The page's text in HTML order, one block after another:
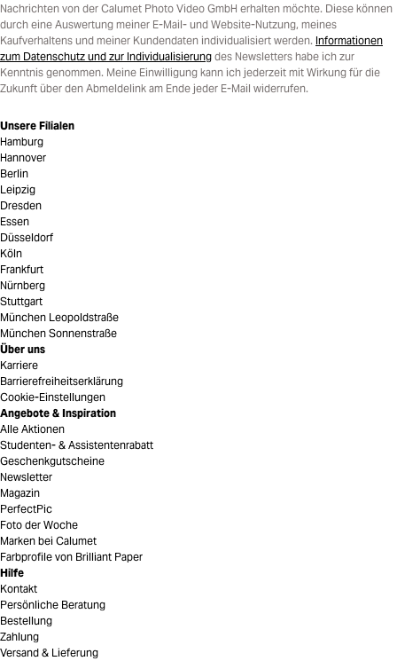
Nachrichten von der Calumet Photo Video GmbH erhalten möchte. Diese können
durch eine Auswertung meiner E-Mail- und Website-Nutzung, meines
Kaufverhaltens und meiner Kundendaten individualisiert werden. Informationen
zum Datenschutz und zur Individualisierung des Newsletters habe ich zur
Kenntnis genommen. Meine Einwilligung kann ich jederzeit mit Wirkung für die
Zukunft über den Abmeldelink am Ende jeder E-Mail widerrufen.
Unsere Filialen
Hamburg
Hannover
Berlin
Leipzig
Dresden
Essen
Düsseldorf
Köln
Frankfurt
Nürnberg
Stuttgart
München Leopoldstraße
München Sonnenstraße
Über uns
Karriere
Barrierefreiheitserklärung
Cookie-Einstellungen
Angebote & Inspiration
Alle Aktionen
Studenten- & Assistentenrabatt
Geschenkgutscheine
Newsletter
Magazin
PerfectPic
Foto der Woche
Marken bei Calumet
Farbprofile von Brilliant Paper
Hilfe
Kontakt
Persönliche Beratung
Bestellung
Zahlung
Versand & Lieferung